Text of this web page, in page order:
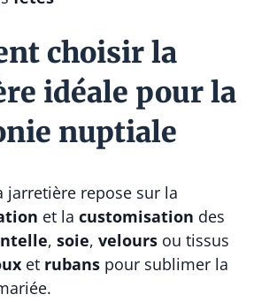
choisir la
idéale pour la
nuptiale
jarretière repose sur la
et la customisation des
, soie, velours ou tissus
et rubans pour sublimer la